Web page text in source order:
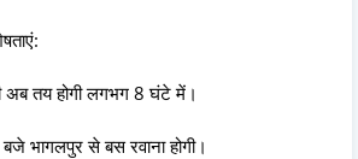
अब तय होगी लगभग 8 घंटे में।
भागलपुर से बस रवाना होगी।